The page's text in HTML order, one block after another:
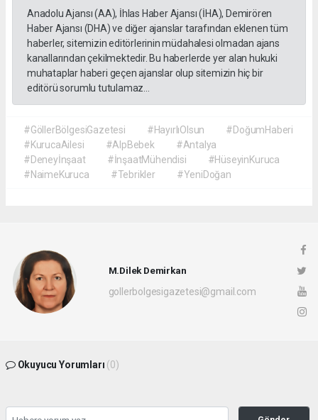
Anadolu Ajansı (AA), İhlas Haber Ajansı (İHA), Demirören
Haber Ajansı (DHA) ve diğer ajanslar tarafından eklenen tüm
haberler, sitemizin editörlerinin müdahalesi olmadan ajans
kanallarından çekilmektedir. Bu haberlerde yer alan hukuki
muhataplar haberi geçen ajanslar olup sitemizin hiç bir
editörü sorumlu tutulamaz...
#GöllerBölgesiGazetesi #HayırlıOlsun
#DoğumHaberi
#KurucaAilesi
#AlpBebek
#Antalya
#Deneyİnşaat
#İnşaatMühendisi
#HüseyinKuruca
#NaimeKuruca
#Tebrikler #YeniDoğan
M.Dilek Demirkan
gollerbolgesigazetesi@gmail.com
Okuyucu Yorumları (0)